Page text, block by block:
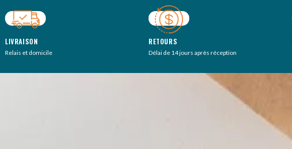
LIVRAISON
Relais et domicile
RETOURS
Délai de 14 jours après réception